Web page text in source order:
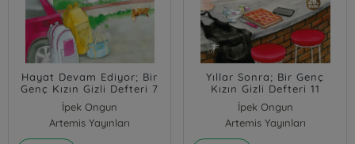
Hayat Devam Ediyor; Bir
Genç Kızın Gizli Defteri 7
İpek Ongun
Artemis Yayınları
Yıllar Sonra; Bir Genç
Kızın Gizli Defteri 11
İpek Ongun
Artemis Yayınları